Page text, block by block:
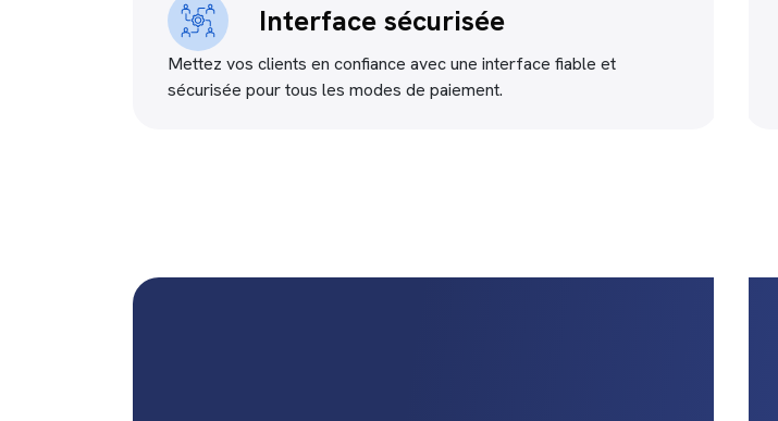
Interface sécurisée
Mettez vos clients en confiance avec une interface fiable et
sécurisée pour tous les modes de paiement.